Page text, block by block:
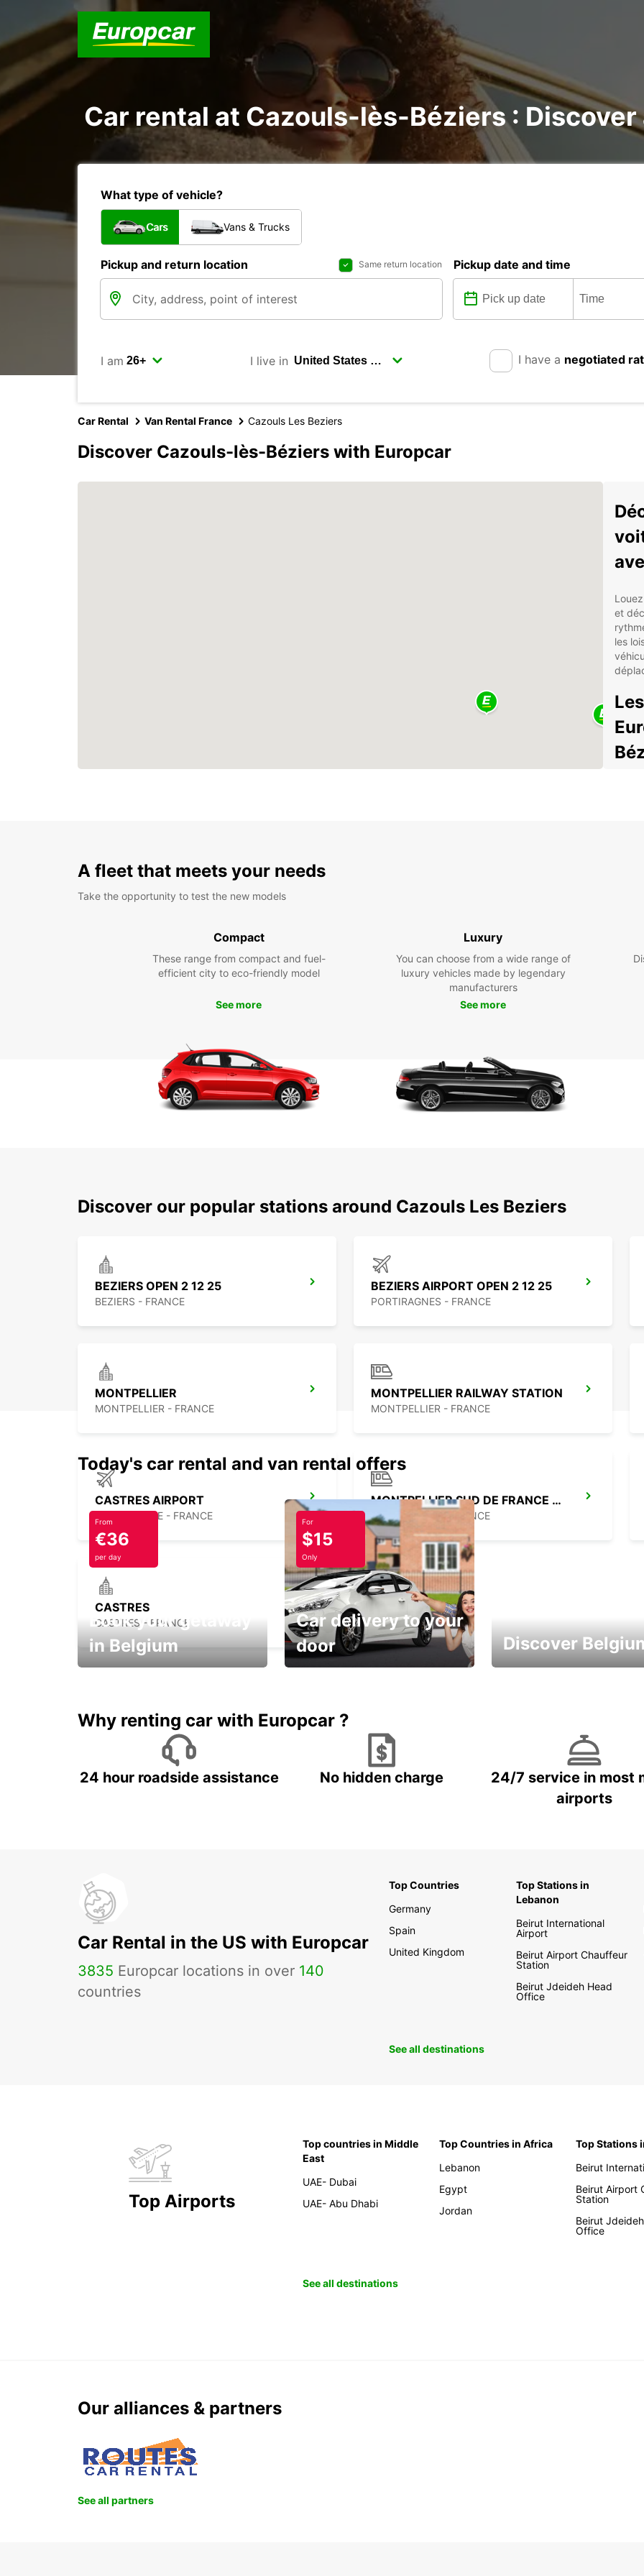
Car rental at Cazouls-lès-Béziers :
What type of vehicle?
Cars Vans & Trucks
Pickup and return location Same return location Pickup date and time
I am I live in I have a negotiated
Car Rental Van Rental France Cazouls Les Beziers
Discover Cazouls-lès-Béziers with Europcar
et
les
pour
A fleet that meets your needs
Take the opportunity to test the new models
Compact
These range from compact and fuel-
efficient city to eco-friendly model
See more
Luxury
You can choose from a wide range of
luxury vehicles made by legendary
manufacturers
See more
Discover our popular stations around Cazouls Les Beziers
BEZIERS OPEN 2 12 25
BEZIERS - FRANCE
BEZIERS AIRPORT OPEN 2 12 25
PORTIRAGNES - FRANCE
MONTPELLIER
MONTPELLIER - FRANCE
MONTPELLIER RAILWAY STATION
MONTPELLIER - FRANCE
CASTRES AIRPORT
LABRUGUIERE - FRANCE
MONTPELLIER SUD DE FRANCE LGV RAILWAY STATION
MONTPELLIER - FRANCE
CASTRES
CASTRES - FRANCE
Today's car rental and van rental offers
From
€36
per day
Book your getaway
in Belgium
For
$15
Only
Car delivery to your
door
Discover
Why renting car with Europcar ?
24 hour roadside assistance No hidden charge
24/7 service in most
airports
Car Rental in the US with Europcar
3835 Europcar locations in over 140
countries
Top Countries
Germany
Spain
United Kingdom
Top Stations in
Lebanon
Beirut International
Airport
Beirut Airport Chauffeur
Station
Beirut Jdeideh Head
Office
See all destinations
Top Airports
Top countries in Middle
East
UAE- Dubai
UAE- Abu Dhabi
Top Countries in Africa
Lebanon
Egypt
Jordan
Top Stations
Beirut
Beirut Airport
Station
Beirut
Office
See all destinations
Our alliances & partners
See all partners